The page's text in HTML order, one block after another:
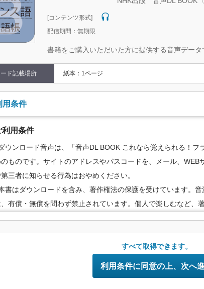
[コンテンツ形式]
配信期間：無期限
書籍をご購入いただいた方に提供する音声データ
ド記載場所 紙本：1ページ
用条件
利用条件
ウンロード音声は、「音声DL BOOK これなら覚えられる！フ
ものです。サイトのアドレスやパスコードを、メール、WEB
三者に知らせる行為はおやめください。
書はダウンロードを含み、著作権法の保護を受けています。
有償・無償を問わず禁止されています。個人で楽しむなど、
すべて取得できます。
利用条件に同意の上、次へ